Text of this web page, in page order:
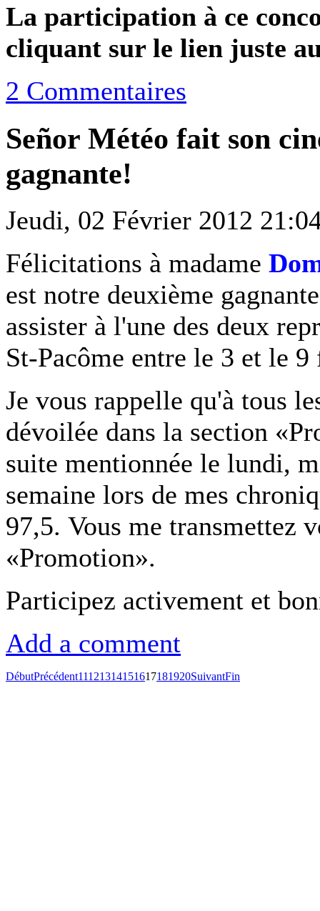
La participation à ce
cliquant sur le lien juste
2 Commentaires
Señor Météo fait son
gagnante!
Jeudi, 02 Février 2012
Félicitations à madame
est notre deuxième
assister à l'une des deux
St-Pacôme entre le 3 et le
Je vous rappelle qu'à tous
dévoilée dans la section
suite mentionnée le lundi,
semaine lors de mes
97,5. Vous me transmettez
«Promotion».
Participez activement et
Add a comment
DébutPrécédent11121314151617181920SuivantFin